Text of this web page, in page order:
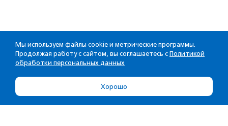
Мы используем файлы cookie и метрические программы.
Продолжая работу с сайтом, вы соглашаетесь с Политикой
обработки персональных данных
Хорошо